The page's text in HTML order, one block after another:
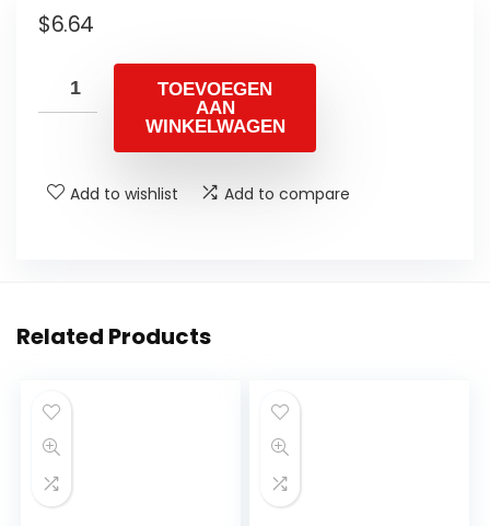
$6.64
TOEVOEGEN
AAN
WINKELWAGEN
Add to wishlist Add to compare
Related Products